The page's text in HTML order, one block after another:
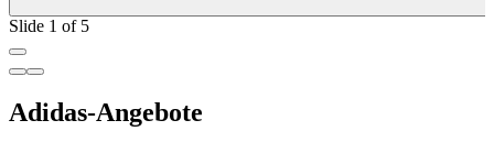
Slide 1 of 5
Adidas-Angebote